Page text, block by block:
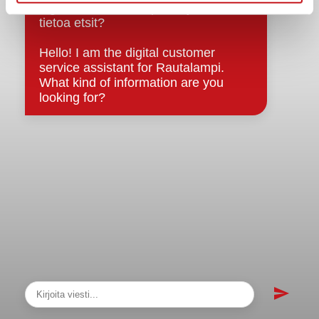
sopimukset
Asiakirjajulkisuuskuvaus
Evästeet
Saavutettavuusseloste
Tietosuoja
Tietosuojaselosteet